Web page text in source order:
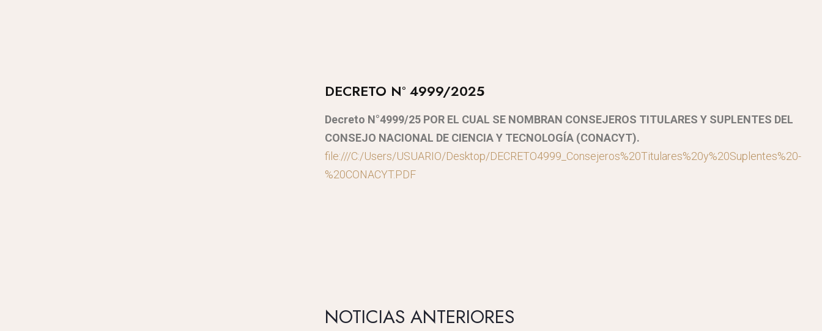
DECRETO N° 4999/2025
Decreto N°4999/25 POR EL CUAL SE NOMBRAN CONSEJEROS TITULARES Y SUPLENTES DEL
CONSEJO NACIONAL DE CIENCIA Y TECNOLOGÍA (CONACYT).
file:///C:/Users/USUARIO/Desktop/DECRETO4999_Consejeros%20Titulares%20y%20Suplentes%20-
%20CONACYT.PDF
NOTICIAS ANTERIORES